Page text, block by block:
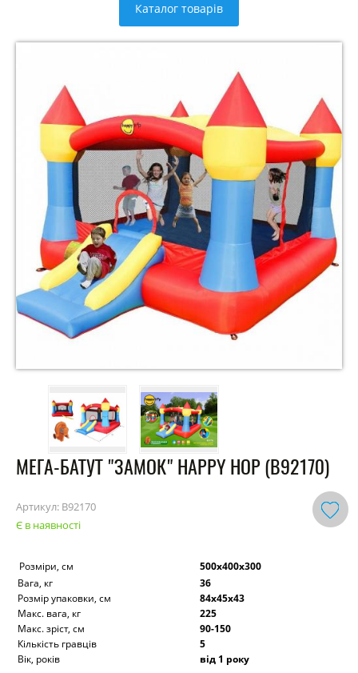
Каталог товарів
МЕГА-БАТУТ "ЗАМОК" HAPPY HOP (B92170)
Артикул: B92170
Є в наявності
Розміри, см
500х400х300
Вага, кг
36
Розмір упаковки, см
84х45х43
Макс. вага, кг
225
Макс. зріст, см
90-150
Кількість гравців
5
Вік, років
від 1 року